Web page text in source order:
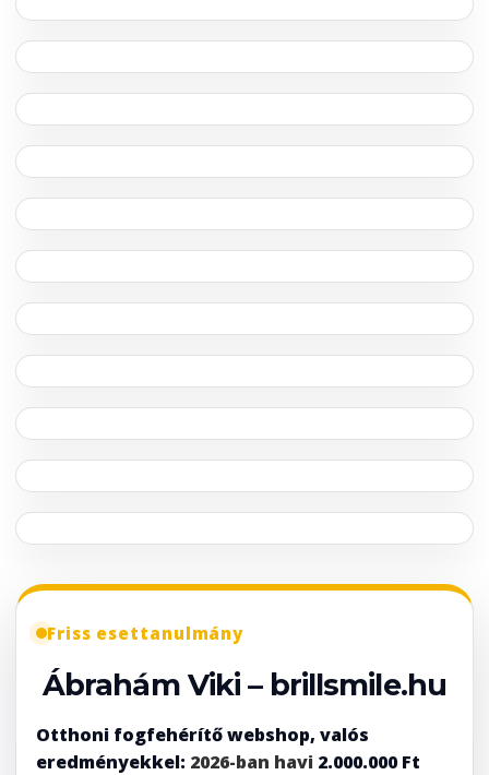
Friss esettanulmány
Ábrahám Viki – brillsmile.hu
Otthoni fogfehérítő webshop, valós
eredményekkel: 2026-ban havi 2.000.000 Ft